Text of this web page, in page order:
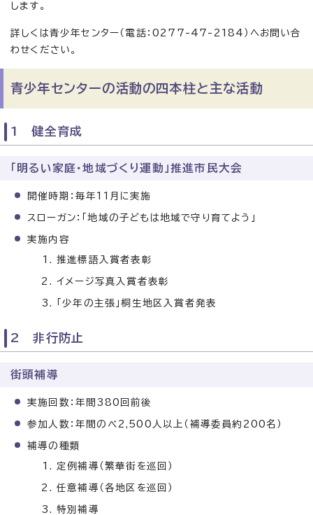
します。
詳しくは青少年センター（電話：0277-47-2184）へお問い合
わせください。
青少年センターの活動の四本柱と主な活動
1 健全育成
「明るい家庭・地域づくり運動」推進市民大会
開催時期：毎年11月に実施
スローガン：「地域の子どもは地域で守り育てよう」
実施内容
推進標語入賞者表彰
イメージ写真入賞者表彰
「少年の主張」桐生地区入賞者発表
2 非行防止
街頭補導
実施回数：年間380回前後
参加人数：年間のべ2,500人以上（補導委員約200名）
補導の種類
定例補導（繁華街を巡回）
任意補導（各地区を巡回）
特別補導